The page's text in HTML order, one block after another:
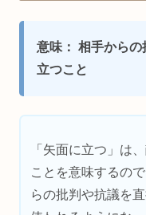
意味： 相手から
立つこと
「矢面に立つ」は
ことを意味するの
らの批判や抗議を